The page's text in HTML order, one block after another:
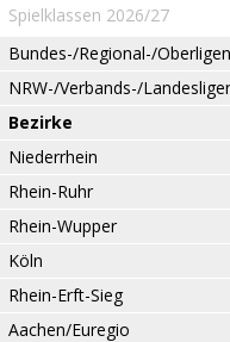
Spielklassen 2026/27
Bundes-/Regional-/Oberligen
NRW-/Verbands-/
Bezirke
Niederrhein
Rhein-Ruhr
Rhein-Wupper
Köln
Rhein-Erft-Sieg
Aachen/Euregio